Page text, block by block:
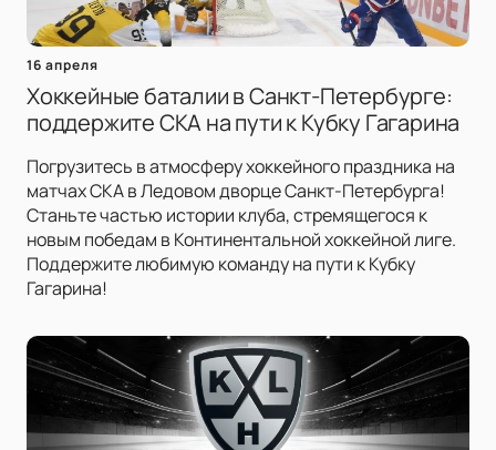
16 апреля
Хоккейные баталии в Санкт-Петербурге:
поддержите СКА на пути к Кубку Гагарина
Погрузитесь в атмосферу хоккейного праздника на
матчах СКА в Ледовом дворце Санкт-Петербурга!
Станьте частью истории клуба, стремящегося к
новым победам в Континентальной хоккейной лиге.
Поддержите любимую команду на пути к Кубку
Гагарина!